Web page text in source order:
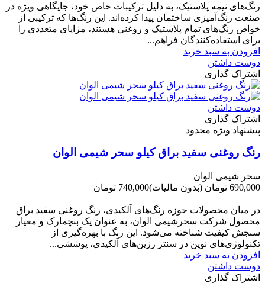
رنگ‌های نیمه پلاستیک، به دلیل ترکیبات خاص خود، جایگاهی ویژه در
صنعت رنگ‌آمیزی ساختمان پیدا کرده‌اند. این رنگ‌ها که ترکیبی از
خواص رنگ‌های تمام پلاستیک و روغنی هستند، مزایای متعددی را
برای استفاده‌کنندگان فراهم...
افزودن به سبد خرید
دوست داشتن
اشتراک گذاری
دوست داشتن
اشتراک گذاری
پیشنهاد ویژه محدود
رنگ روغنی سفید براق کیلو سحر شیمی الوان
سحر شیمی الوان
690,000 تومان
(بدون مالیات)740,000 تومان
در میان محصولات حوزه رنگ‌های آلکیدی، رنگ روغنی سفید براق
محصول شرکت سحرشیمی الوان، به عنوان یک بنچمارک و معیار
سنجش کیفیت شناخته می‌شود. این رنگ با بهره‌گیری از
تکنولوژی‌های نوین در سنتز رزین‌های آلکیدی، پوششی...
افزودن به سبد خرید
دوست داشتن
اشتراک گذاری